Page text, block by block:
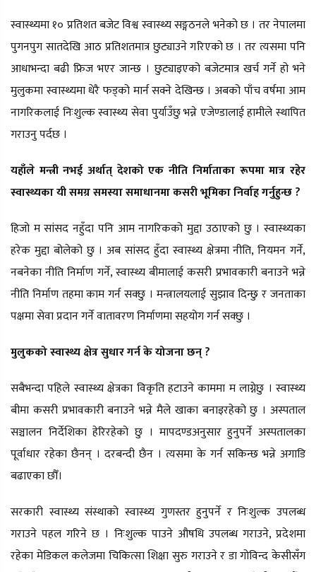
स्वास्थ्यमा १० प्रतिशत बजेट विश्व स्वास्थ्य सङ्गठनले भनेको छ । तर नेपालमा
पुगनपुग सातदेखि आठ प्रतिशतमात्र छुट्याउने गरिएको छ । तर त्यसमा पनि
आधाभन्दा बढी फ्रिज भएर जान्छ । छुट्याइएको बजेटमात्र खर्च गर्ने हो भने
मुलुकमा स्वास्थ्यमा धेरै फड्को मार्न सक्ने देखिन्छ । अबको पाँच वर्षमा आम
नागरिकलाई निःशुल्क स्वास्थ्य सेवा पुर्याउँछु भन्ने एजेण्डालाई हामीले स्थापित
गराउनु पर्दछ ।
यहाँले मन्त्री नभई अर्थात् देशको एक नीति निर्माताका रूपमा मात्र रहेर
स्वास्थ्यका यी समग्र समस्या समाधानमा कसरी भूमिका निर्वाह गर्नुहुन्छ ?
हिजो म सांसद नहुँदा पनि आम नागरिकको मुद्दा उठाएको छु । स्वास्थ्यका
हरेक मुद्दा बोलेको छु । अब सांसद हुँदा स्वास्थ्य क्षेत्रमा नीति, नियमन गर्ने,
नबनेका नीति निर्माण गर्ने, स्वास्थ्य बीमालाई कसरी प्रभावकारी बनाउने भन्ने
नीति निर्माण तहमा काम गर्न सक्छु । मन्त्रालयलाई सुझाव दिन्छु र जनताका
पक्षमा सेवा प्रदान गर्ने वातावरण निर्माणमा सहयोग गर्न सक्छु ।
मुलुकको स्वास्थ्य क्षेत्र सुधार गर्न के योजना छन् ?
सबैभन्दा पहिले स्वास्थ्य क्षेत्रका विकृति हटाउने काममा म लाग्नेछु । स्वास्थ्य
बीमा कसरी प्रभावकारी बनाउने भन्ने मैले खाका बनाइरहेको छु । अस्पताल
सञ्चालन निर्देशिका हेरिरहेको छु । मापदण्डअनुसार हुनुपर्ने अस्पतालका
पूर्वाधार रहेका छैनन् । दरबन्दी छैन । त्यसमा के गर्न सकिन्छ भन्ने अगाडि
बढाएका छौँ।
सरकारी स्वास्थ्य संस्थाको स्वास्थ्य गुणस्तर हुनुपर्ने र निःशुल्क उपलब्ध
गराउने पहल गरिने छ । निःशुल्क पाउने औषधि उपलब्ध गराउने, प्रदेशमा
रहेका मेडिकल कलेजमा चिकित्सा शिक्षा सुरु गराउने र डा गोविन्द केसीसँग